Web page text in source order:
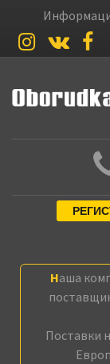
Наша компания является профессиональным
Поставки